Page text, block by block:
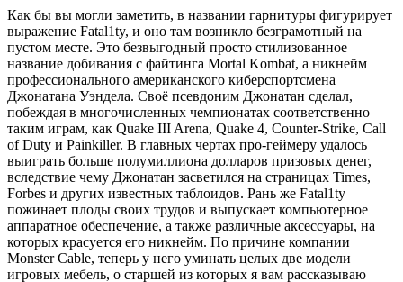
Как бы вы могли заметить, в названии гарнитуры фигурирует
выражение Fatal1ty, и оно там возникло безграмотный на
пустом месте. Это безвыгодный просто стилизованное
название добивания с файтинга Mortal Kombat, а никнейм
профессионального американского киберспортсмена
Джонатана Уэндела. Своё псевдоним Джонатан сделал,
побеждая в многочисленных чемпионатах соответственно
таким играм, как Quake III Arena, Quake 4, Counter-Strike, Call
of Duty и Painkiller. В главных чертах про-геймеру удалось
выиграть больше полумиллиона долларов призовых денег,
вследствие чему Джонатан засветился на страницах Times,
Forbes и других известных таблоидов. Рань же Fatal1ty
пожинает плоды своих трудов и выпускает компьютерное
аппаратное обеспечение, а также различные аксессуары, на
которых красуется его никнейм. По причине компании
Monster Cable, теперь у него уминать целых две модели
игровых мебель, о старшей из которых я вам рассказываю